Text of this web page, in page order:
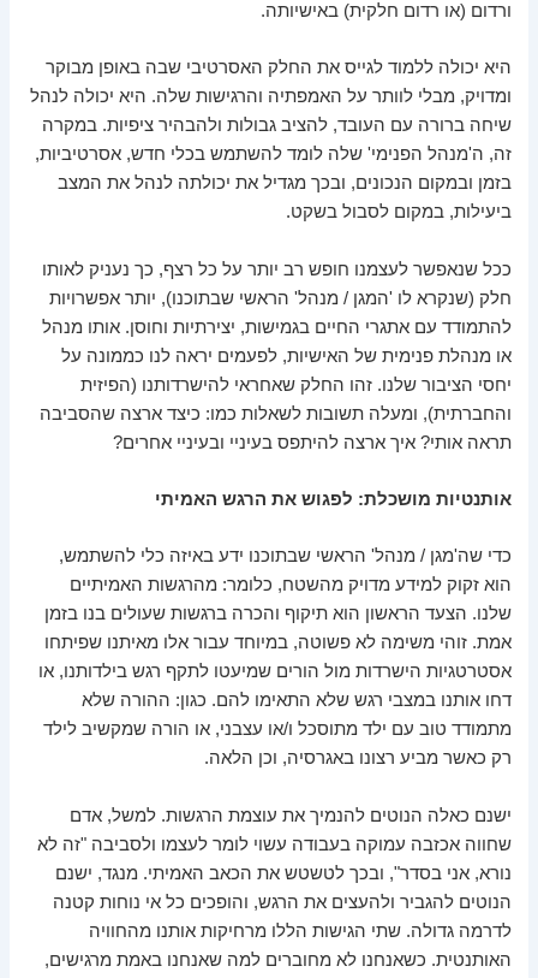
ורדום (או רדום חלקית) באישיותה.
היא יכולה ללמוד לגייס את החלק האסרטיבי שבה באופן מבוקר
ומדויק, מבלי לוותר על האמפתיה והרגישות שלה. היא יכולה לנהל
שיחה ברורה עם העובד, להציב גבולות ולהבהיר ציפיות. במקרה
זה, ה'מנהל הפנימי' שלה לומד להשתמש בכלי חדש, אסרטיביות,
בזמן ובמקום הנכונים, ובכך מגדיל את יכולתה לנהל את המצב
ביעילות, במקום לסבול בשקט.
ככל שנאפשר לעצמנו חופש רב יותר על כל רצף, כך נעניק לאותו
חלק (שנקרא לו 'המגן / מנהל' הראשי שבתוכנו), יותר אפשרויות
להתמודד עם אתגרי החיים בגמישות, יצירתיות וחוסן. אותו מנהל
או מנהלת פנימית של האישיות, לפעמים יראה לנו כממונה על
יחסי הציבור שלנו. זהו החלק שאחראי להישרדותנו (הפיזית
והחברתית), ומעלה תשובות לשאלות כמו: כיצד ארצה שהסביבה
תראה אותי? איך ארצה להיתפס בעיניי ובעיניי אחרים?
אותנטיות מושכלת: לפגוש את הרגש האמיתי
כדי שה'מגן / מנהל' הראשי שבתוכנו ידע באיזה כלי להשתמש,
הוא זקוק למידע מדויק מהשטח, כלומר: מהרגשות האמיתיים
שלנו. הצעד הראשון הוא תיקוף והכרה ברגשות שעולים בנו בזמן
אמת. זוהי משימה לא פשוטה, במיוחד עבור אלו מאיתנו שפיתחו
אסטרטגיות הישרדות מול הורים שמיעטו לתקף רגש בילדותנו, או
דחו אותנו במצבי רגש שלא התאימו להם. כגון: ההורה שלא
מתמודד טוב עם ילד מתוסכל ו/או עצבני, או הורה שמקשיב לילד
רק כאשר מביע רצונו באגרסיה, וכן הלאה.
ישנם כאלה הנוטים להנמיך את עוצמת הרגשות. למשל, אדם
שחווה אכזבה עמוקה בעבודה עשוי לומר לעצמו ולסביבה "זה לא
נורא, אני בסדר", ובכך לטשטש את הכאב האמיתי. מנגד, ישנם
הנוטים להגביר ולהעצים את הרגש, והופכים כל אי נוחות קטנה
לדרמה גדולה. שתי הגישות הללו מרחיקות אותנו מהחוויה
האותנטית. כשאנחנו לא מחוברים למה שאנחנו באמת מרגישים,